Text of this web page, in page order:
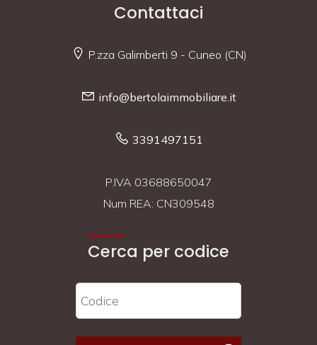
Contattaci
P.zza Galimberti 9 - Cuneo (CN)
info@bertolaimmobiliare.it
3391497151
P.IVA 03688650047
Num REA: CN309548
Cerca per codice